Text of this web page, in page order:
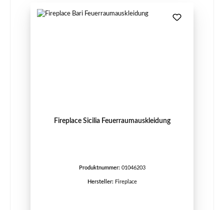
Fireplace Sicilia Feuerraumauskleidung
Produktnummer: 01046203
Hersteller: Fireplace